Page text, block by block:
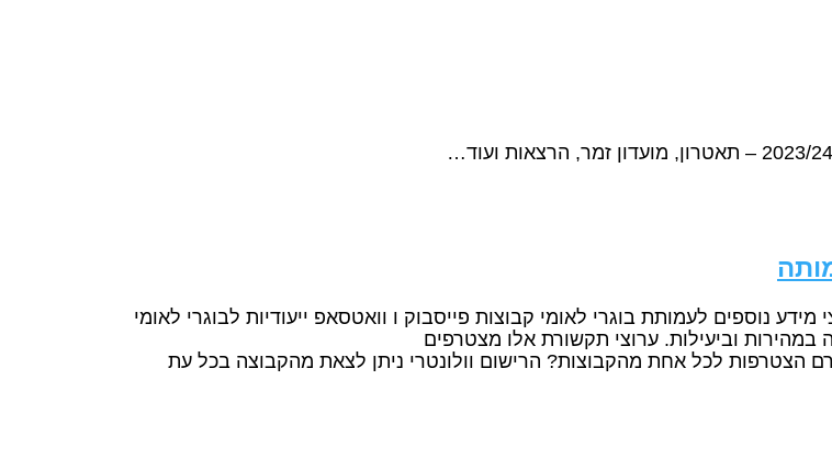
נוספים לעמותת בוגרי לאומי קבוצות פייסבוק ו וואטסאפ ייעודיות לבוגרי לאומי
וביעילות. ערוצי תקשורת אלו מצטרפים
לכל אחת מהקבוצות? הרישום וולונטרי ניתן לצאת מהקבוצה בכל עת